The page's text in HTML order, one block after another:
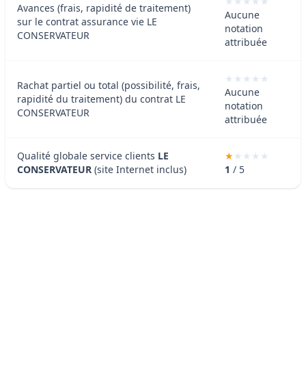
Avances (frais, rapidité de traitement)
sur le contrat assurance vie LE
CONSERVATEUR
Aucune
notation
attribuée
Rachat partiel ou total (possibilité, frais,
rapidité du traitement) du contrat LE
CONSERVATEUR
Aucune
notation
attribuée
Qualité globale service clients LE
CONSERVATEUR (site Internet inclus) 1 / 5